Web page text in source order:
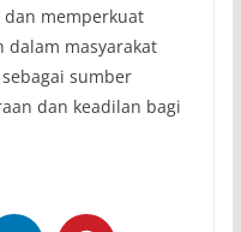
dan memperkuat
dalam masyarakat
sumber
dan keadilan bagi